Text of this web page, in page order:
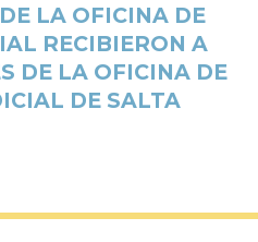
LA OFICINA DE
RECIBIERON A
DE LA OFICINA DE
DE SALTA